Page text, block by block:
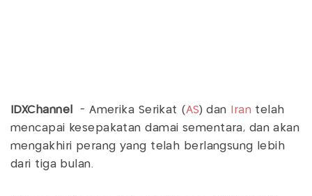
IDXChannel - Amerika Serikat (AS) dan Iran telah
mencapai kesepakatan damai sementara, dan akan
mengakhiri perang yang telah berlangsung lebih
dari tiga bulan.